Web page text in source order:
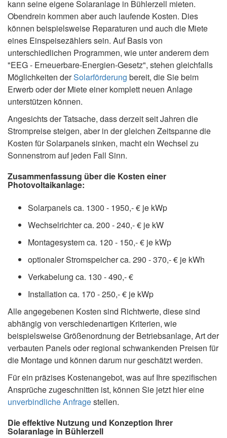
kann seine eigene Solaranlage in Bühlerzell mieten.
Obendrein kommen aber auch laufende Kosten. Dies
können beispielsweise Reparaturen und auch die Miete
eines Einspeisezählers sein. Auf Basis von
unterschiedlichen Programmen, wie unter anderem dem
"EEG - Erneuerbare-Energien-Gesetz", stehen gleichfalls
Möglichkeiten derSolarförderung bereit, die Sie beim
Erwerb oder der Miete einer komplett neuen Anlage
unterstützen können.
Angesichts der Tatsache, dass derzeit seit Jahren die
Strompreise steigen, aber in der gleichen Zeitspanne die
Kosten für Solarpanels sinken, macht ein Wechsel zu
Sonnenstrom auf jeden Fall Sinn.
Zusammenfassung über die Kosten einer
Photovoltaikanlage:
Solarpanels ca. 1300 - 1950,- € je kWp
Wechselrichter ca. 200 - 240,- € je kW
Montagesystem ca. 120 - 150,- € je kWp
optionaler Stromspeicher ca. 290 - 370,- € je kWh
Verkabelung ca. 130 - 490,- €
Installation ca. 170 - 250,- € je kWp
Alle angegebenen Kosten sind Richtwerte, diese sind
abhängig von verschiedenartigen Kriterien, wie
beispielsweise Größenordnung der Betriebsanlage, Art der
verbauten Panels oder regional schwankenden Preisen für
die Montage und können darum nur geschätzt werden.
Für ein präzises Kostenangebot, was auf Ihre spezifischen
Ansprüche zugeschnitten ist, können Sie jetzt hier eine
unverbindliche Anfragestellen.
Die effektive Nutzung und Konzeption Ihrer
Solaranlage in Bühlerzell